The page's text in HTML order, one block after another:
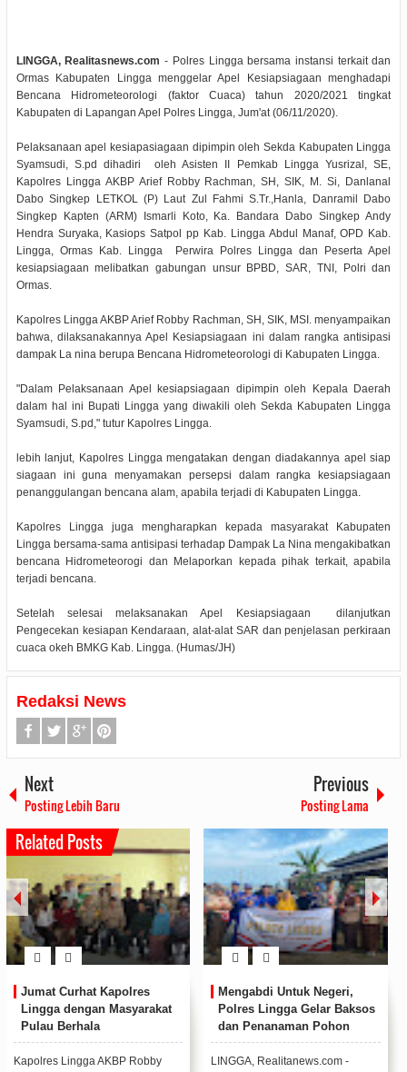
LINGGA, Realitasnews.com - Polres Lingga bersama instansi terkait dan
Ormas Kabupaten Lingga menggelar Apel Kesiapsiagaan menghadapi
Bencana Hidrometeorologi (faktor Cuaca) tahun 2020/2021 tingkat
Kabupaten di Lapangan Apel Polres Lingga, Jum'at (06/11/2020).
Pelaksanaan apel kesiapasiagaan dipimpin oleh Sekda Kabupaten Lingga
Syamsudi, S.pd dihadiri oleh Asisten II Pemkab Lingga Yusrizal, SE,
Kapolres Lingga AKBP Arief Robby Rachman, SH, SIK, M. Si, Danlanal
Dabo Singkep LETKOL (P) Laut Zul Fahmi S.Tr.,Hanla, Danramil Dabo
Singkep Kapten (ARM) Ismarli Koto, Ka. Bandara Dabo Singkep Andy
Hendra Suryaka, Kasiops Satpol pp Kab. Lingga Abdul Manaf, OPD Kab.
Lingga, Ormas Kab. Lingga Perwira Polres Lingga dan Peserta Apel
kesiapsiagaan melibatkan gabungan unsur BPBD, SAR, TNI, Polri dan
Ormas.
Kapolres Lingga AKBP Arief Robby Rachman, SH, SIK, MSI. menyampaikan
bahwa, dilaksanakannya Apel Kesiapsiagaan ini dalam rangka antisipasi
dampak La nina berupa Bencana Hidrometeorologi di Kabupaten Lingga.
"Dalam Pelaksanaan Apel kesiapsiagaan dipimpin oleh Kepala Daerah
dalam hal ini Bupati Lingga yang diwakili oleh Sekda Kabupaten Lingga
Syamsudi, S.pd," tutur Kapolres Lingga.
lebih lanjut, Kapolres Lingga mengatakan dengan diadakannya apel siap
siagaan ini guna menyamakan persepsi dalam rangka kesiapsiagaan
penanggulangan bencana alam, apabila terjadi di Kabupaten Lingga.
Kapolres Lingga juga mengharapkan kepada masyarakat Kabupaten
Lingga bersama-sama antisipasi terhadap Dampak La Nina mengakibatkan
bencana Hidrometeorogi dan Melaporkan kepada pihak terkait, apabila
terjadi bencana.
Setelah selesai melaksanakan Apel Kesiapsiagaan dilanjutkan
Pengecekan kesiapan Kendaraan, alat-alat SAR dan penjelasan perkiraan
cuaca okeh BMKG Kab. Lingga. (Humas/JH)
Redaksi News
Next
Posting Lebih Baru
Previous
Posting Lama
Related Posts
Negeri,
Baksos
Pohon
-
Peringati HUT ke 78 Korps
Marinir, Puslatpur Marinir 9
Dabo Singkep Gelar
Kegiatan Camping Ground
LINGGA, Realitasnews.com –
Bupati Lingga
SPAM Desa
Kecamatan
LINGGA,